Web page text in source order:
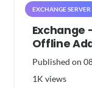
EXCHANGE SERVER
Exchange
Offline
Published on
1K views